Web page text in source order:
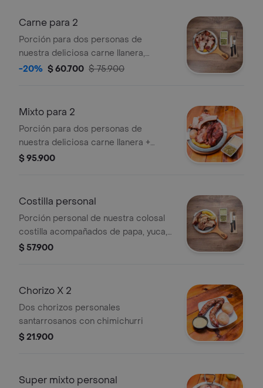
Carne para 2
Porción para dos personas de
nuestra deliciosa carne llanera,
acompañados de papa, yuca, maduro,
-20% $ 60.700 $ 75.900
Mixto para 2
Porción para dos personas de
nuestra deliciosa carne llanera +
costilla, papa, yuca, maduro, salsas ají
$ 95.900
Costilla personal
Porción personal de nuestra colosal
costilla acompañados de papa, yuca,
maduro, ají y salsa de la casa.
$ 57.900
Chorizo X 2
Dos chorizos personales
santarrosanos con chimichurri
$ 21.900
Super mixto personal